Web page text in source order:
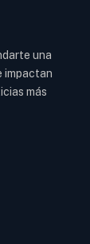
una
impactan
más